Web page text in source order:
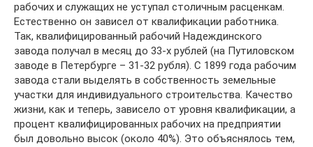
рабочих и служащих не уступал столичным расценкам.
Естественно он зависел от квалификации работника.
Так, квалифицированный рабочий Надеждинского
завода получал в месяц до 33-х рублей (на Путиловском
заводе в Петербурге – 31-32 рубля). С 1899 года рабочим
завода стали выделять в собственность земельные
участки для индивидуального строительства. Качество
жизни, как и теперь, зависело от уровня квалификации, а
процент квалифицированных рабочих на предприятии
был довольно высок (около 40%). Это объяснялось тем,